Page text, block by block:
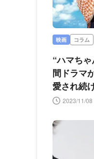
映画 コラム
“ハマち
間ドラマ
愛され続
2023/11/08